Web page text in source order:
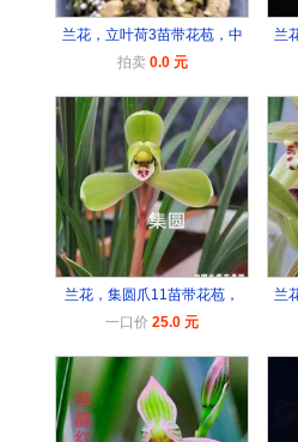
兰花，立叶荷3苗带花苞，中
拍卖 0.0 元
兰
兰花，集圆爪11苗带花苞，
一口价 25.0 元
兰